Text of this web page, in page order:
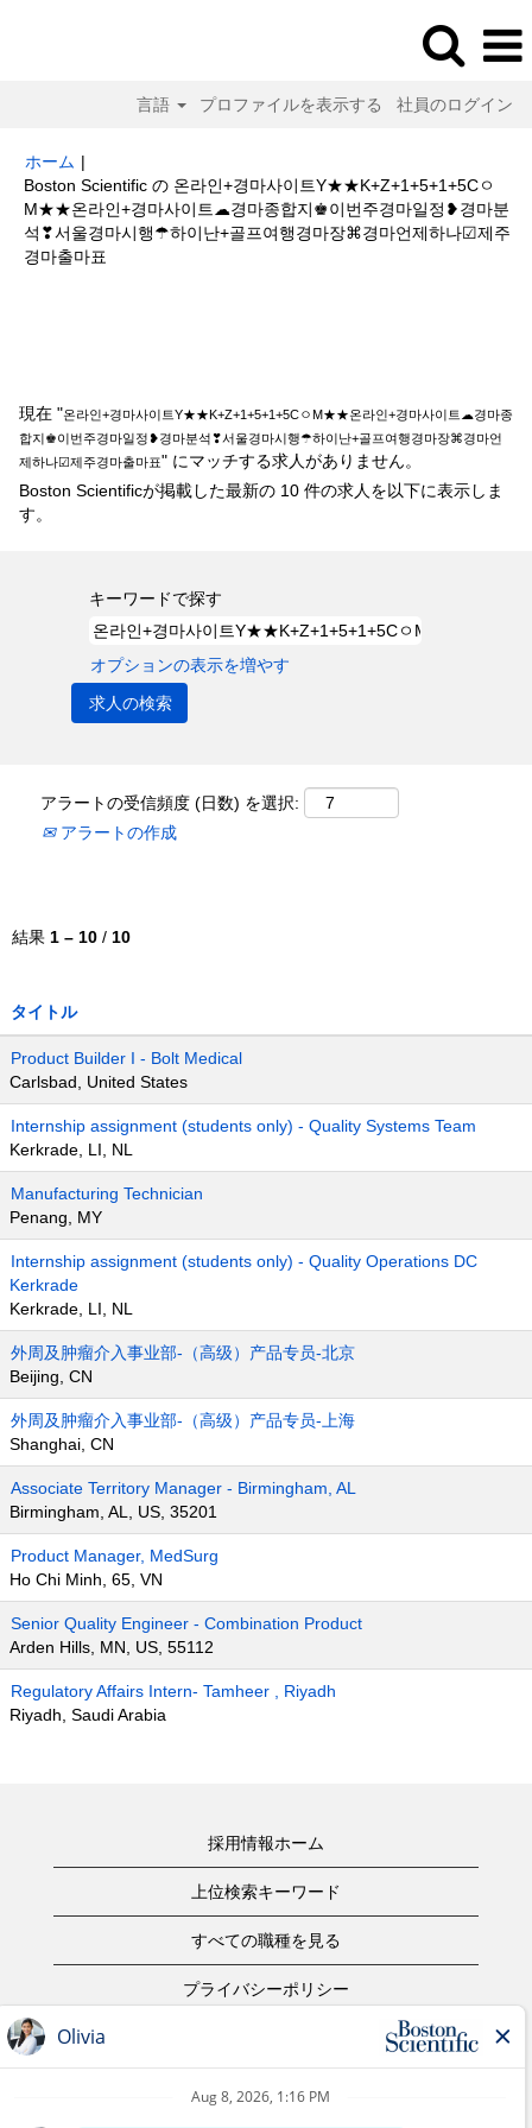
言語 プロファイルを表示する 社員のログイン
ホーム |
Boston Scientific の 온라인+경마사이트Y★★K+Z+1+5+1+5Cㅇ
M★★온라인+경마사이트☁경마종합지♚이번주경마일정❥경마분
석❣서울경마시행☂하이난+골프여행경마장⌘경마언제하나☑제주
경마출마표
現在 "온라인+경마사이트Y★★K+Z+1+5+1+5CㅇM★★온라인+경마사이트☁경마종
합지♚이번주경마일정❥경마분석❣서울경마시행☂하이난+골프여행경마장⌘경마언
제하나☑제주경마출마표" にマッチする求人がありません。
Boston Scientificが掲載した最新の 10 件の求人を以下に表示しま
す。
キーワードで探す
オプションの表示を増やす
アラートの受信頻度 (日数) を選択:
アラートの作成
結果 1 – 10 / 10
タイトル
Product Builder I - Bolt Medical
Carlsbad, United States
Internship assignment (students only) - Quality Systems Team
Kerkrade, LI, NL
Manufacturing Technician
Penang, MY
Internship assignment (students only) - Quality Operations DC
Kerkrade
Kerkrade, LI, NL
外周及肿瘤介入事业部-（高级）产品专员-北京
Beijing, CN
外周及肿瘤介入事业部-（高级）产品专员-上海
Shanghai, CN
Associate Territory Manager - Birmingham, AL
Birmingham, AL, US, 35201
Product Manager, MedSurg
Ho Chi Minh, 65, VN
Senior Quality Engineer - Combination Product
Arden Hills, MN, US, 55112
Regulatory Affairs Intern- Tamheer , Riyadh
Riyadh, Saudi Arabia
採用情報ホーム
上位検索キーワード
すべての職種を見る
プライバシーポリシー